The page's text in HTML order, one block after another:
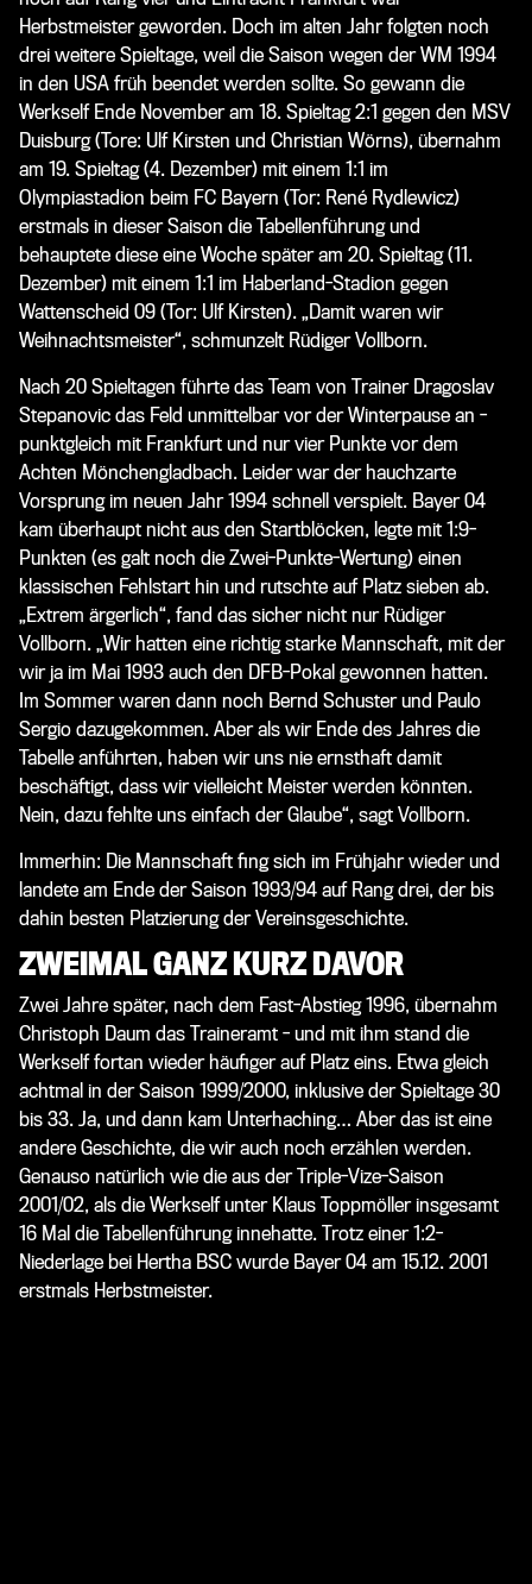
Herbstmeister geworden. Doch im alten Jahr folgten noch
drei weitere Spieltage, weil die Saison wegen der WM 1994
in den USA früh beendet werden sollte. So gewann die
Werkself Ende November am 18. Spieltag 2:1 gegen den MSV
Duisburg (Tore: Ulf Kirsten und Christian Wörns), übernahm
am 19. Spieltag (4. Dezember) mit einem 1:1 im
Olympiastadion beim FC Bayern (Tor: René Rydlewicz)
erstmals in dieser Saison die Tabellenführung und
behauptete diese eine Woche später am 20. Spieltag (11.
Dezember) mit einem 1:1 im Haberland-Stadion gegen
Wattenscheid 09 (Tor: Ulf Kirsten). „Damit waren wir
Weihnachtsmeister“, schmunzelt Rüdiger Vollborn.
Nach 20 Spieltagen führte das Team von Trainer Dragoslav
Stepanovic das Feld unmittelbar vor der Winterpause an -
punktgleich mit Frankfurt und nur vier Punkte vor dem
Achten Mönchengladbach. Leider war der hauchzarte
Vorsprung im neuen Jahr 1994 schnell verspielt. Bayer 04
kam überhaupt nicht aus den Startblöcken, legte mit 1:9-
Punkten (es galt noch die Zwei-Punkte-Wertung) einen
klassischen Fehlstart hin und rutschte auf Platz sieben ab.
„Extrem ärgerlich“, fand das sicher nicht nur Rüdiger
Vollborn. „Wir hatten eine richtig starke Mannschaft, mit der
wir ja im Mai 1993 auch den DFB-Pokal gewonnen hatten.
Im Sommer waren dann noch Bernd Schuster und Paulo
Sergio dazugekommen. Aber als wir Ende des Jahres die
Tabelle anführten, haben wir uns nie ernsthaft damit
beschäftigt, dass wir vielleicht Meister werden könnten.
Nein, dazu fehlte uns einfach der Glaube“, sagt Vollborn.
Immerhin: Die Mannschaft fing sich im Frühjahr wieder und
landete am Ende der Saison 1993/94 auf Rang drei, der bis
dahin besten Platzierung der Vereinsgeschichte.
ZWEIMAL GANZ KURZ DAVOR
Zwei Jahre später, nach dem Fast-Abstieg 1996, übernahm
Christoph Daum das Traineramt - und mit ihm stand die
Werkself fortan wieder häufiger auf Platz eins. Etwa gleich
achtmal in der Saison 1999/2000, inklusive der Spieltage 30
bis 33. Ja, und dann kam Unterhaching… Aber das ist eine
andere Geschichte, die wir auch noch erzählen werden.
Genauso natürlich wie die aus der Triple-Vize-Saison
2001/02, als die Werkself unter Klaus Toppmöller insgesamt
16 Mal die Tabellenführung innehatte. Trotz einer 1:2-
Niederlage bei Hertha BSC wurde Bayer 04 am 15.12. 2001
erstmals Herbstmeister.